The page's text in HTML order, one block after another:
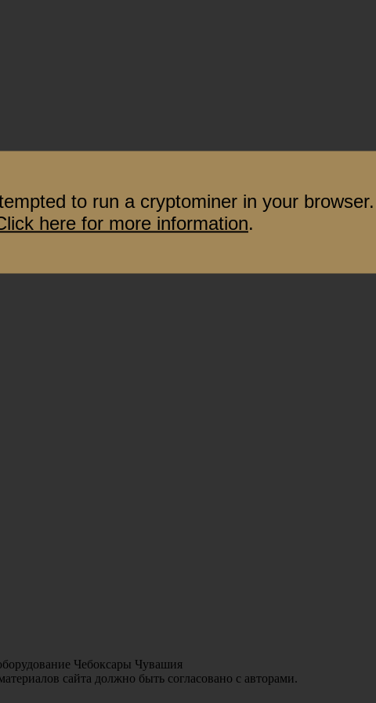
Чебоксары Чувашия
сайта должно быть согласовано с авторами.
to run a cryptominer in your browser.
here for more information.